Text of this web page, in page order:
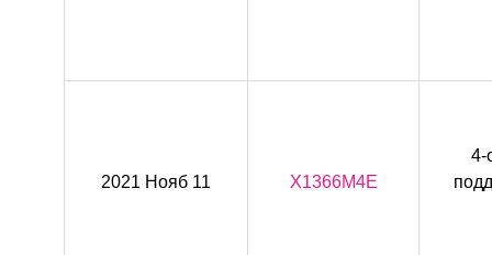
2021 Нояб 11 X1366M4E
4-